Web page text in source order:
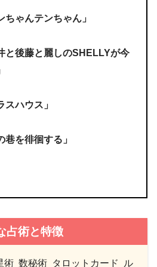
ちゃんテンちゃん」
と後藤と麗しのSHELLYが今
スハウス」
巷を徘徊する」
占術と特徴
術 数秘術 タロットカード ル